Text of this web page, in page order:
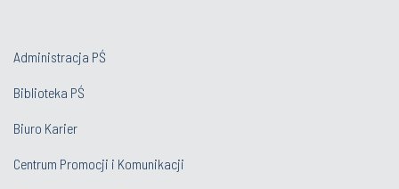
Administracja PŚ
Biblioteka PŚ
Biuro Karier
Centrum Promocji i Komunikacji